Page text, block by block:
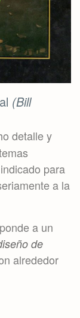
(Bill
detalle y
para
a la
a un
de
alrededor